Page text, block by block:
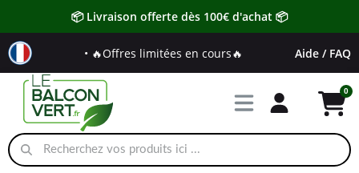
📦 Livraison offerte dès 100€ d'achat 📦
• 🔥Offres limitées en cours🔥 Aide / FAQ